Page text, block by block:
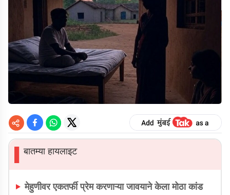
▌बातम्या हायलाइट
मेहुणीवर एकतर्फी प्रेम करणाऱ्या जावयाने केला मोठा कांड